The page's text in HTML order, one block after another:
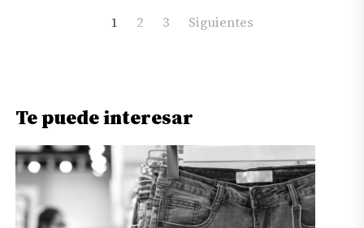
Paginación
1 2 3 Siguientes
Te puede interesar